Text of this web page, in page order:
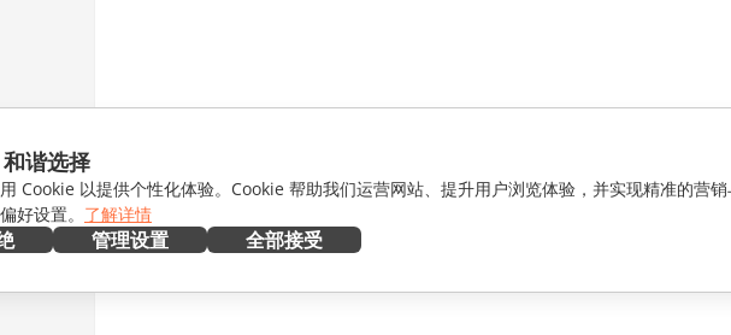
谐选择
Cookie 以提供个性化体验。Cookie 帮助我们运营网站、提升用户浏览体验，并实现精准的营
好设置。 了解详情
管理设置 全部接受